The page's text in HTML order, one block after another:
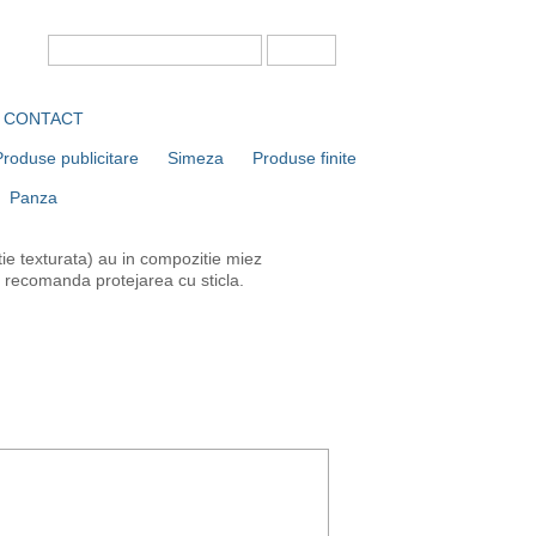
Panza
publicitare Simeza Produse finite
CONTACT
texturata) au in compozitie miez
protejarea cu sticla.